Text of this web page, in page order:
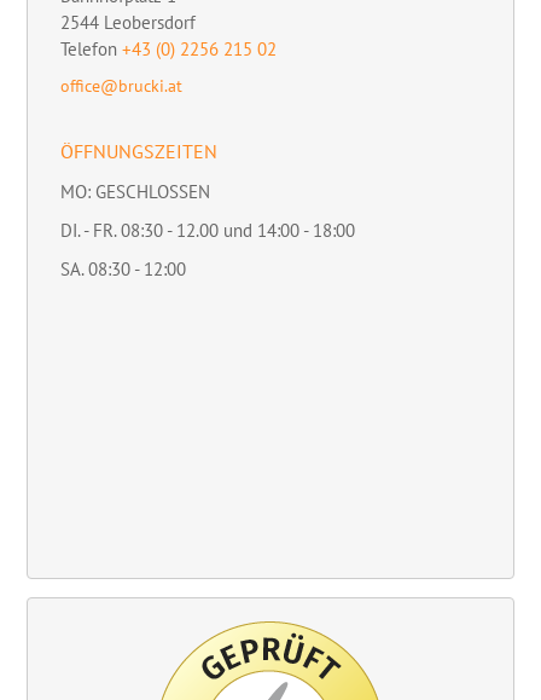
2544 Leobersdorf
Telefon +43 (0) 2256 215 02
office@brucki.at
ÖFFNUNGSZEITEN
MO: GESCHLOSSEN
DI. - FR. 08:30 - 12.00 und 14:00 - 18:00
SA. 08:30 - 12:00